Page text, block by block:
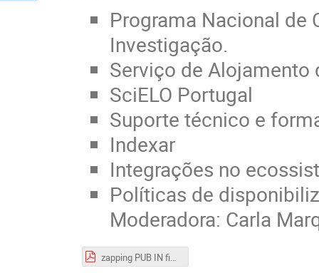
Programa Nacional de
Investigação.
Serviço de Alojamento
SciELO Portugal
Suporte técnico e
Indexar
Integrações no
Políticas de
Moderadora: Carla
zapping PUB IN final.pdf